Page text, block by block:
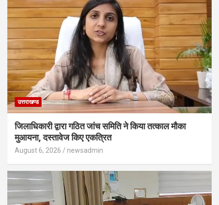
उत्तराखण्ड
जिलाधिकारी द्वारा गठित जांच समिति ने किया तत्काल मौका
मुआयना, दस्तावेज किए एकत्रित
August 6, 2026 newsadmin